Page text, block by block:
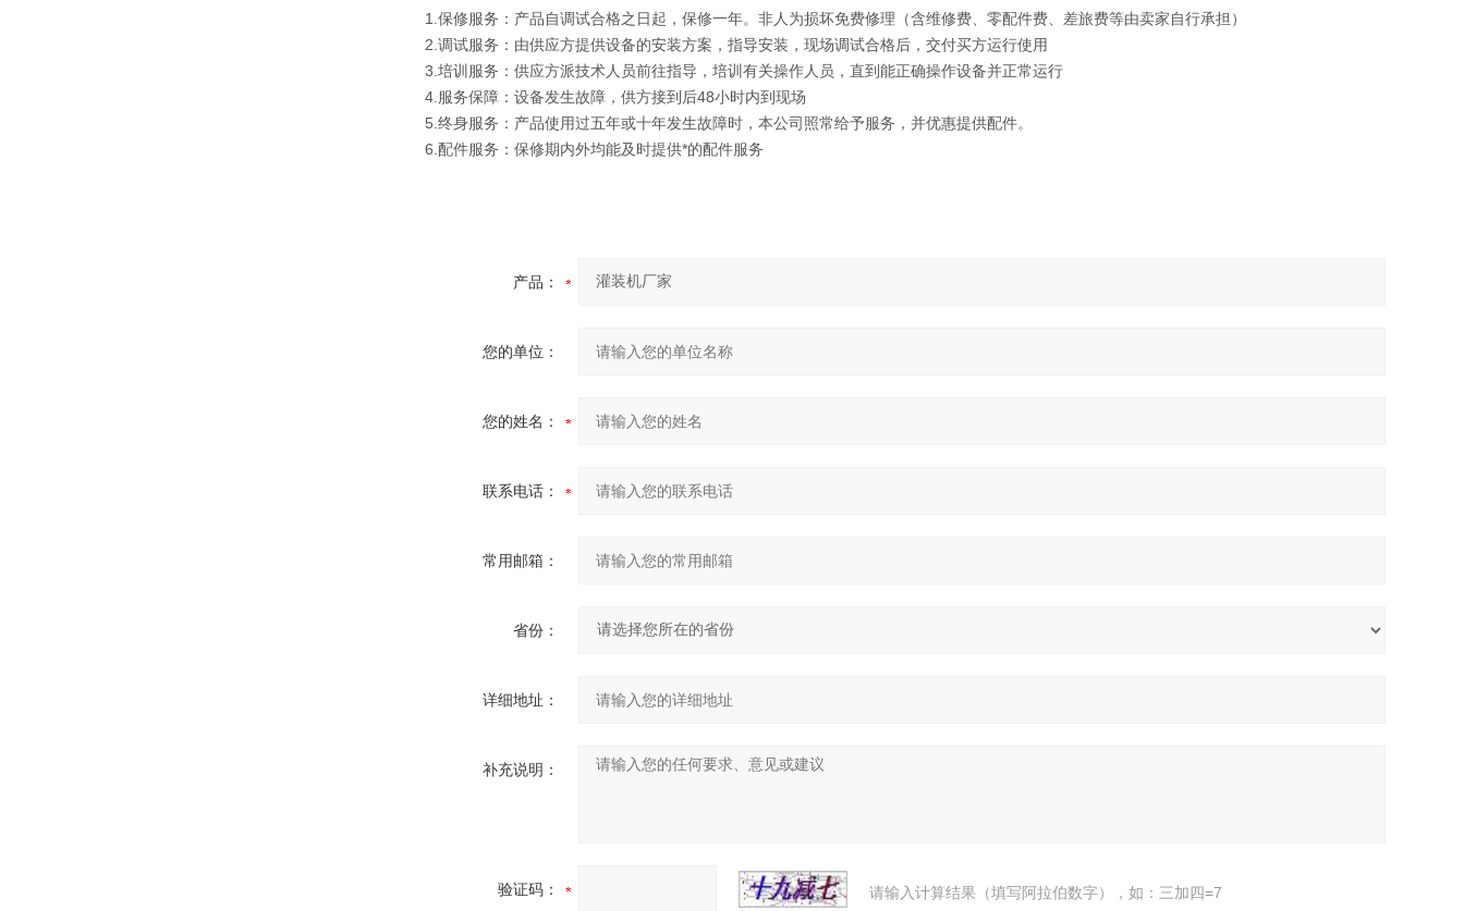
1.保修服务：产品自调试合格之日起，保修一年。非人为损坏免费修理（含维修费、零配件费、差旅费等由卖家自行承担）
2.调试服务：由供应方提供设备的安装方案，指导安装，现场调试合格后，交付买方运行使用
3.培训服务：供应方派技术人员前往指导，培训有关操作人员，直到能正确操作设备并正常运行
4.服务保障：设备发生故障，供方接到后48小时内到现场
5.终身服务：产品使用过五年或十年发生故障时，本公司照常给予服务，并优惠提供配件。
6.配件服务：保修期内外均能及时提供*的配件服务
产品：
您的单位：
您的姓名：
联系电话：
常用邮箱：
省份：
详细地址：
补充说明：
验证码： 请输入计算结果（填写阿拉伯数字），如：三加四=7